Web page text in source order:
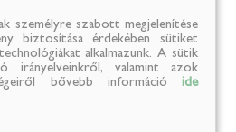
személyre szabott megjelenítése
biztosítása érdekében sütiket
alkalmazunk. A sütik
irányelveinkről, valamint azok
bővebb információ ide